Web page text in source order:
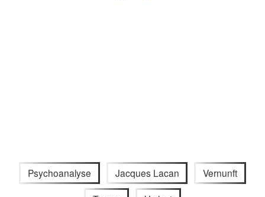
Psychoanalyse Jacques Lacan Vernunft